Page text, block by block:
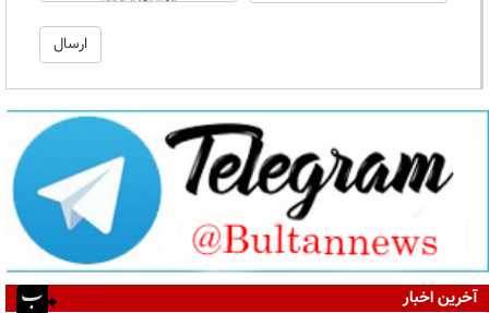
آخرین اخبار